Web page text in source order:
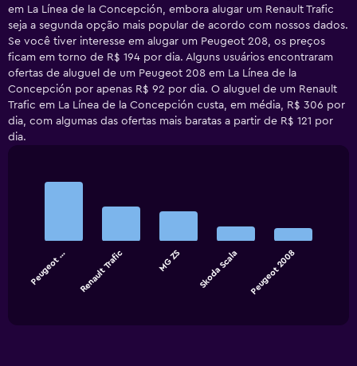
em La Línea de la Concepción, embora alugar um Renault Trafic
seja a segunda opção mais popular de acordo com nossos dados.
Se você tiver interesse em alugar um Peugeot 208, os preços
ficam em torno de R$ 194 por dia. Alguns usuários encontraram
ofertas de aluguel de um Peugeot 208 em La Línea de la
Concepción por apenas R$ 92 por dia. O aluguel de um Renault
Trafic em La Línea de la Concepción custa, em média, R$ 306 por
dia, com algumas das ofertas mais baratas a partir de R$ 121 por
dia.
bars.
The
chart
Peugeot … Renault Trafic MG ZS Skoda Scala Peugeot 2008
End